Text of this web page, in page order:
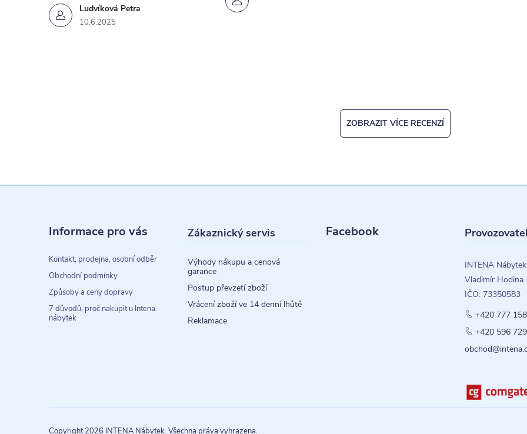
Ludvíková Petra
10.6.2025
ZOBRAZIT VÍCE RECENZÍ
Informace pro vás
Kontakt, prodejna, osobní odběr
Obchodní podmínky
Způsoby a ceny dopravy
7 důvodů, proč nakupit u Intena
nábytek
Zákaznický servis
Výhody nákupu a cenová
garance
Postup převzetí zboží
Vrácení zboží ve 14 denní lhůtě
Reklamace
Facebook
INTENA Nábytek
Vladimír Hodina
IČO: 73350583
+420 777
+420 596
Copyright 2026 INTENA Nábytek. Všechna práva vyhrazena.